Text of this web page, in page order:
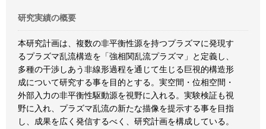
研究実績の概要
本研究計画は、複数の非平衡性源を持つプラズマに発現す
るプラズマ乱流構造を「強相関乱流プラズマ」と定義し、
多種の干渉しあう非線形過程を通じて生じる巨視的構造形
成について研究する事を目的とする。実空間・位相空間・
外部入力の非平衡性駆動源を視野に入れる。実験検証も視
野に入れ、プラズマ乱流の新たな描像を提示する事を目指
し、成果を広く発信するべく、研究計画を構成している。